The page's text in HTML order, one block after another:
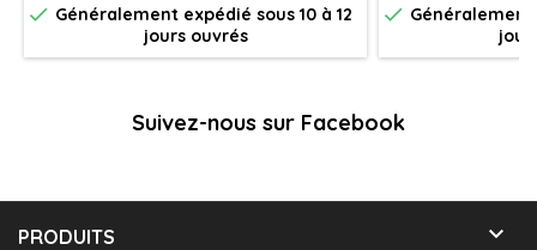
 Généralement expédié sous 10 à 12
jours ouvrés
 Généralement
Suivez-nous sur Facebook
PRODUITS 